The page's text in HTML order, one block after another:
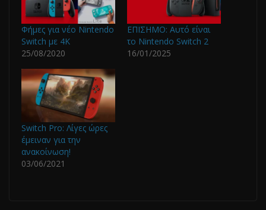
Φήμες για νέο Nintendo
Switch με 4Κ
25/08/2020
ΕΠΙΣΗΜΟ: Αυτό είναι
το Nintendo Switch 2
16/01/2025
Switch Pro: Λίγες ώρες
έμειναν για την
ανακοίνωση!
03/06/2021